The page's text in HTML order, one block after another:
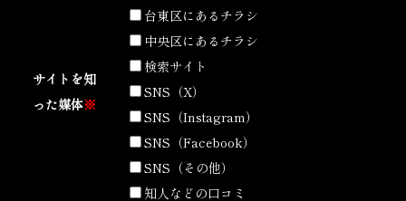
サイトを知
った媒体※
台東区にあるチラシ
中央区にあるチラシ
検索サイト
SNS（X）
SNS（Instagram）
SNS（Facebook）
SNS（その他）
知人などの口コミ